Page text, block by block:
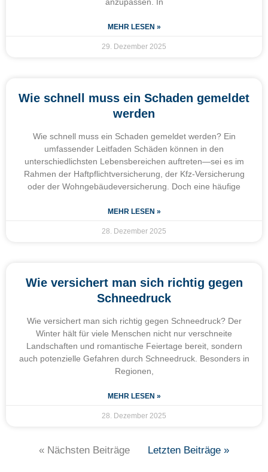
MEHR LESEN »
29. Dezember 2025
Wie schnell muss ein Schaden gemeldet
werden
Wie schnell muss ein Schaden gemeldet werden? Ein
umfassender Leitfaden Schäden können in den
unterschiedlichsten Lebensbereichen auftreten—sei es im
Rahmen der Haftpflichtversicherung, der Kfz-Versicherung
oder der Wohngebäudeversicherung. Doch eine häufige
MEHR LESEN »
28. Dezember 2025
Wie versichert man sich richtig gegen
Schneedruck
Wie versichert man sich richtig gegen Schneedruck? Der
Winter hält für viele Menschen nicht nur verschneite
Landschaften und romantische Feiertage bereit, sondern
auch potenzielle Gefahren durch Schneedruck. Besonders in
Regionen,
MEHR LESEN »
28. Dezember 2025
« Nächsten Beiträge Letzten Beiträge »